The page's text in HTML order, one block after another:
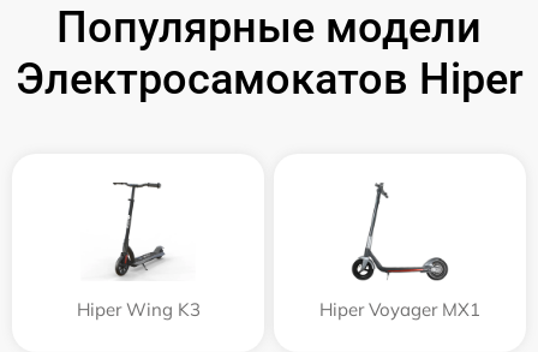
Популярные модели
Электросамокатов Hiper
Hiper Wing K3 Hiper Voyager MX1